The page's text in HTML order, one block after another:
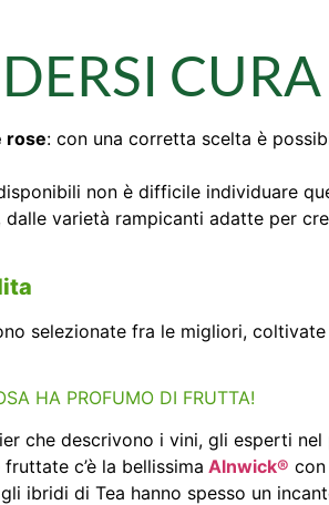
rose: con una corretta scelta è
non è difficile individuare
varietà rampicanti adatte per
selezionate fra le migliori,
HA PROFUMO DI FRUTTA!
che descrivono i vini, gli esperti
c’è la bellissima Alnwick®
ibridi di Tea hanno spesso un